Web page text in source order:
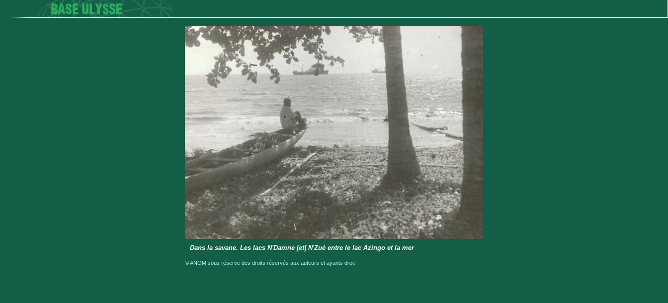
Dans la savane. Les lacs N'Damne [et] N'Zué entre le lac Azingo et la mer
© ANOM sous réserve des droits réservés aux auteurs et ayants droit